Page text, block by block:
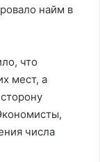
найм в
что
мест, а
числа